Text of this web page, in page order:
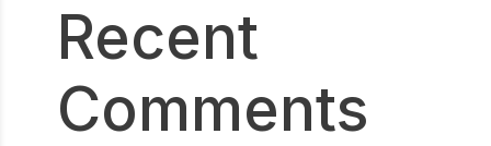
Recent
Comments